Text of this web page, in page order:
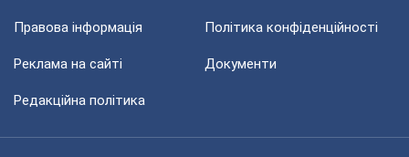
Правова інформація Політика конфіденційності
Реклама на сайті Документи
Редакційна політика